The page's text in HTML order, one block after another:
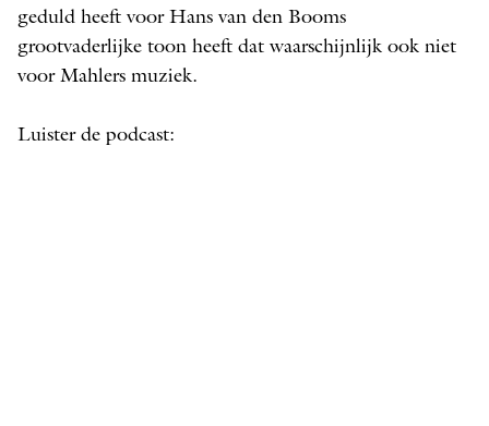
geduld heeft voor Hans van den Booms
grootvaderlijke toon heeft dat waarschijnlijk ook niet
voor Mahlers muziek.
Luister de podcast: